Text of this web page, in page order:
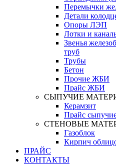
Перемычки
Детали
Опоры ЛЭП
Лотки и
Звенья
труб
Трубы
Бетон
Прочие ЖБИ
Прайс ЖБИ
СЫПУЧИЕ
Керамзит
Прайс
СТЕНОВЫЕ
Газоблок
Кирпич
ПРАЙС
КОНТАКТЫ